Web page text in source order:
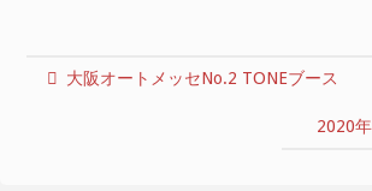
大阪オートメッセNo.2 TONEブース
2020